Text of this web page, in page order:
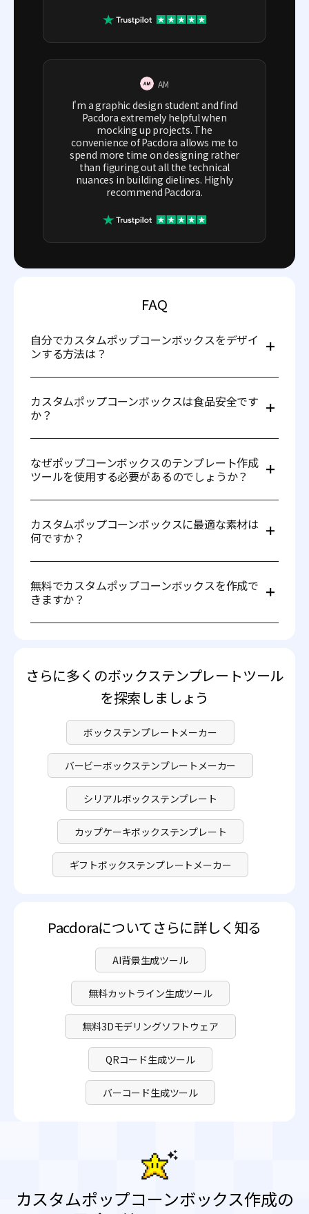
AM
I'm a graphic design student and find
Pacdora extremely helpful when
mocking up projects. The
convenience of Pacdora allows me to
spend more time on designing rather
than figuring out all the technical
nuances in building dielines. Highly
recommend Pacdora.
FAQ
自分でカスタムポップコーンボックスをデザイ
ンする方法は？
ンボックスを作成できます。以下の手順で進めてくださ
い：
1. ライブラリからテンプレートを選択します。
4. カットラインをダウンロードして製造工程へ送ります。
カスタムポップコーンボックスは食品安全です
か？
プコーンと直接接触しても安全です。多くのカスタムボッ
クスには油汚れを防ぎ、鮮度を保つための耐油性ライニン
グが施されています。
なぜポップコーンボックスのテンプレート作成
ツールを使用する必要があるのでしょうか？
を自動化し、デザイナーや製造業者が正確なポップコーン
ボックステンプレートを簡単かつ迅速に作成できるように
します。これにより、時間と労力を節約できます。パッケ
節約することができます。
カスタムポップコーンボックスに最適な素材は
何ですか？
には以下があります：
1. ダンボール/紙ボード（軽量、環境に優しい）
2. クラフト紙（生分解性、素朴な外観）
無料でカスタムポップコーンボックスを作成で
きますか？
さらに多くのボックステンプレートツール
を探索しましょう
ボックステンプレートメーカー
バービーボックステンプレートメーカー
シリアルボックステンプレート
カップケーキボックステンプレート
ギフトボックステンプレートメーカー
Pacdoraについてさらに詳しく知る
AI背景生成ツール
無料カットライン生成ツール
無料3Dモデリングソフトウェア
QRコード生成ツール
バーコード生成ツール
カスタムポップコーンボックス作成の